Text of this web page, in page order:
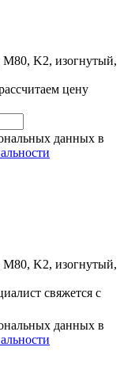
K2, изогнутый,
цену
данных в
K2, изогнутый,
свяжется с
данных в